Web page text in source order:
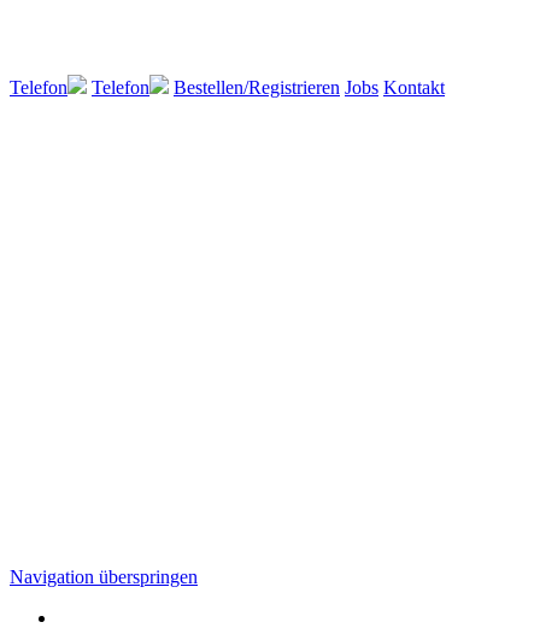
Telefon Telefon Bestellen/Registrieren Jobs Kontakt
Navigation überspringen